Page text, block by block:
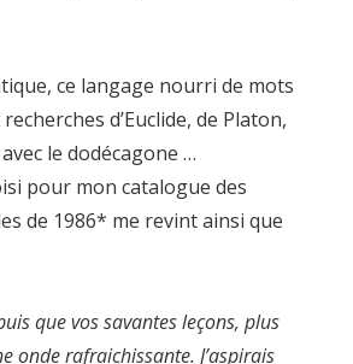
ce langage nourri de mots
d’Euclide, de Platon,
le dodécagone …
pour mon catalogue des
de 1986* me revint ainsi que
que vos savantes leçons, plus
rafraichissante. J’aspirais